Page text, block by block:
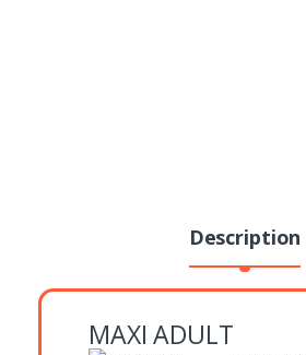
Description
MAXI ADULT